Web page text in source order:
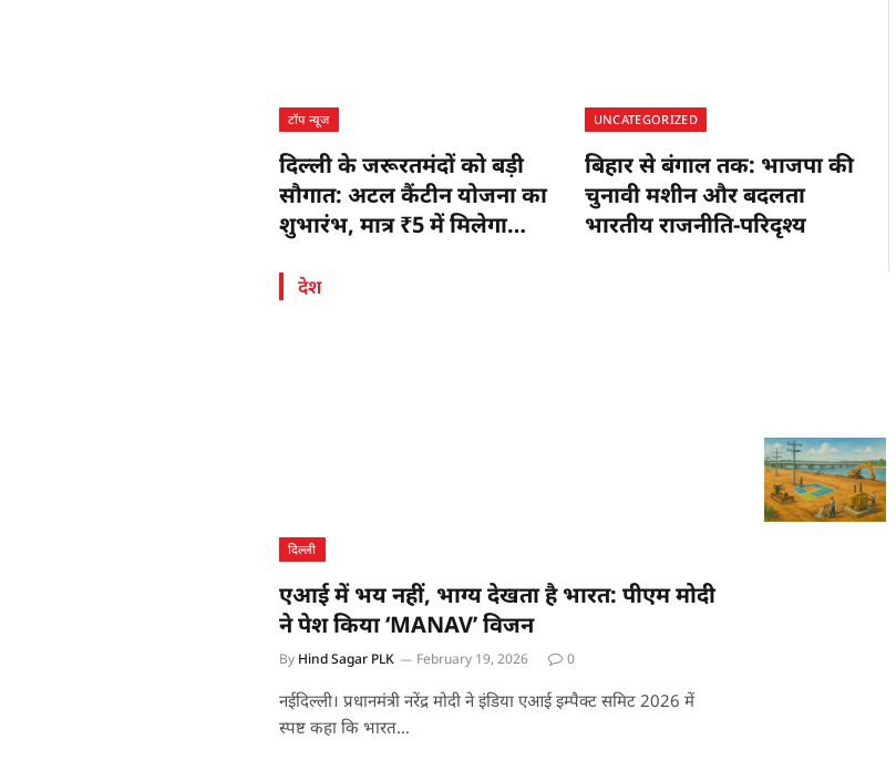
टॉप न्यूज
दिल्ली के जरूरतमंदों को बड़ी
सौगात: अटल कैंटीन योजना का
शुभारंभ, मात्र ₹5 में मिलेगा
UNCATEGORIZED
बिहार से बंगाल तक: भाजपा की
चुनावी मशीन और बदलता
भारतीय राजनीति-परिदृश्य
देश
दिल्ली
एआई में भय नहीं, भाग्य देखता है भारत: पीएम मोदी
ने पेश किया ‘MANAV’ विजन
By Hind Sagar PLK February 19, 2026 0
नईदिल्ली। प्रधानमंत्री नरेंद्र मोदी ने इंडिया एआई इम्पैक्ट समिट 2026 में
स्पष्ट कहा कि भारत…